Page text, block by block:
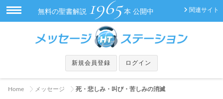
関連サイト
無料の聖書解説 1965 本 公開中
新規会員登録 ログイン
Home メッセージ 死・悲しみ・叫び・苦しみの消滅